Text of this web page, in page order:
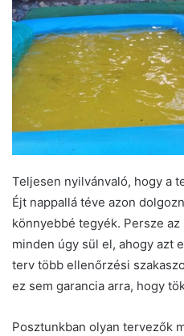
Teljesen nyilvánvaló, hogy a
Éjt nappallá téve azon
könnyebbé tegyék. Persze
minden úgy sül el, ahogy azt
terv több ellenőrzési
ez sem garancia arra, hogy
Posztunkban olyan tervezők